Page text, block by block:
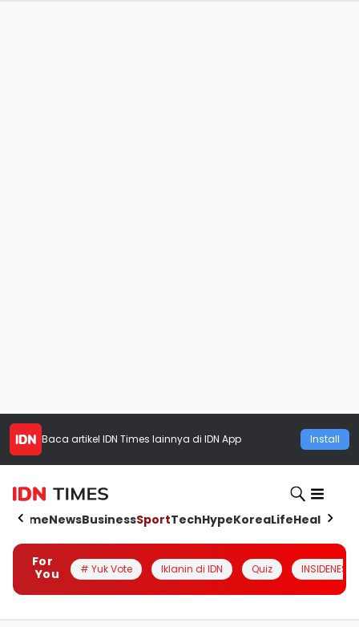
Baca artikel IDN Times lainnya di IDN App Install
HomeNewsBusinessSportTechHypeKoreaLifeHealth
For
You
# Yuk Vote Iklanin di IDN Quiz INSIDENESIA